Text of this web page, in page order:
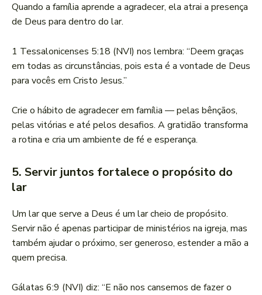
Quando a família aprende a agradecer, ela atrai a presença
de Deus para dentro do lar.
1 Tessalonicenses 5:18 (NVI) nos lembra: “Deem graças
em todas as circunstâncias, pois esta é a vontade de Deus
para vocês em Cristo Jesus.”
Crie o hábito de agradecer em família — pelas bênçãos,
pelas vitórias e até pelos desafios. A gratidão transforma
a rotina e cria um ambiente de fé e esperança.
5. Servir juntos fortalece o propósito do
lar
Um lar que serve a Deus é um lar cheio de propósito.
Servir não é apenas participar de ministérios na igreja, mas
também ajudar o próximo, ser generoso, estender a mão a
quem precisa.
Gálatas 6:9 (NVI) diz: “E não nos cansemos de fazer o